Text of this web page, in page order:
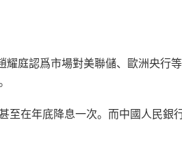
耀庭認爲市場對美聯儲、歐洲央行
至在年底降息一次。而中國人民